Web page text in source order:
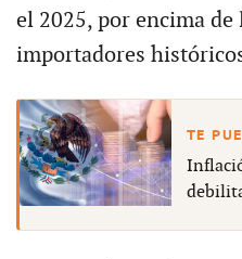
el 2025, por encima de
importadores